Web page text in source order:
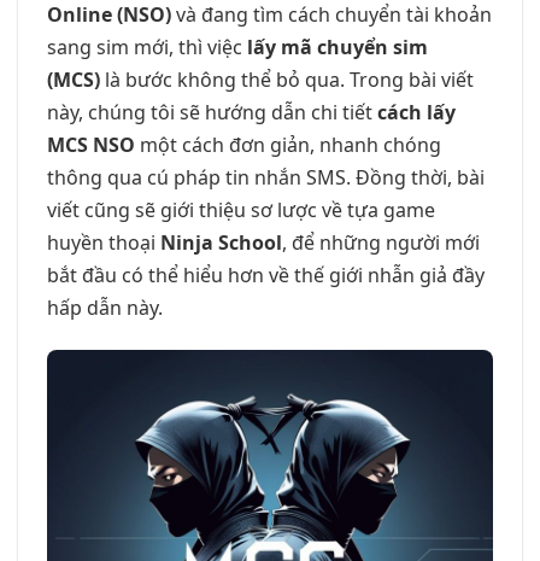
Online (NSO)và đang tìm cách chuyển tài khoản
sang sim mới, thì việc lấy mã chuyển sim
(MCS) là bước không thể bỏ qua. Trong bài viết
này, chúng tôi sẽ hướng dẫn chi tiếtcách lấy
MCS NSO một cách đơn giản, nhanh chóng
thông qua cú pháp tin nhắn SMS. Đồng thời, bài
viết cũng sẽ giới thiệu sơ lược về tựa game
huyền thoại Ninja School, để những người mới
bắt đầu có thể hiểu hơn về thế giới nhẫn giả đầy
hấp dẫn này.